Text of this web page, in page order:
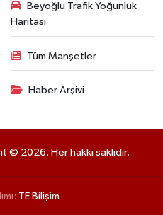
Beyoğlu Trafik Yoğunluk
Haritası
Tüm Manşetler
Haber Arşivi
© 2026. Her hakkı saklıdır.
TE Bilişim